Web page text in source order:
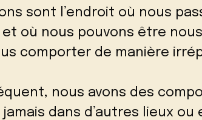
sont l’endroit où nous
où nous pouvons être
comporter de manière
nous avons des
jamais dans d’autres lieux